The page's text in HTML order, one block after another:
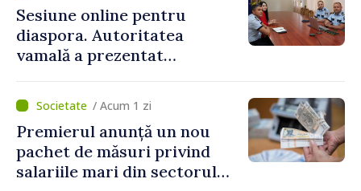
Sesiune online pentru
diaspora. Autoritatea
vamală a prezentat
revenirea în țară
/ Acum 1 zi
Premierul anunță un nou
pachet de măsuri privind
salariile mari din sectorul